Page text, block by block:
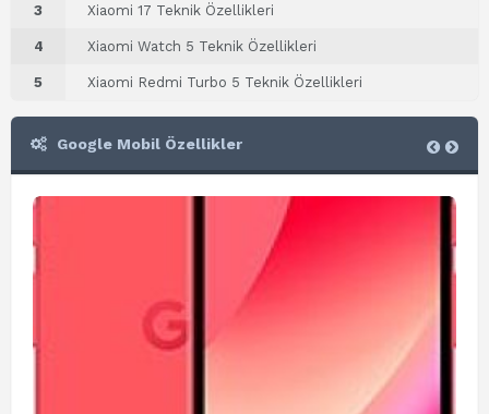
3 Xiaomi 17 Teknik Özellikleri
4 Xiaomi Watch 5 Teknik Özellikleri
5 Xiaomi Redmi Turbo 5 Teknik Özellikleri
Google Mobil Özellikler